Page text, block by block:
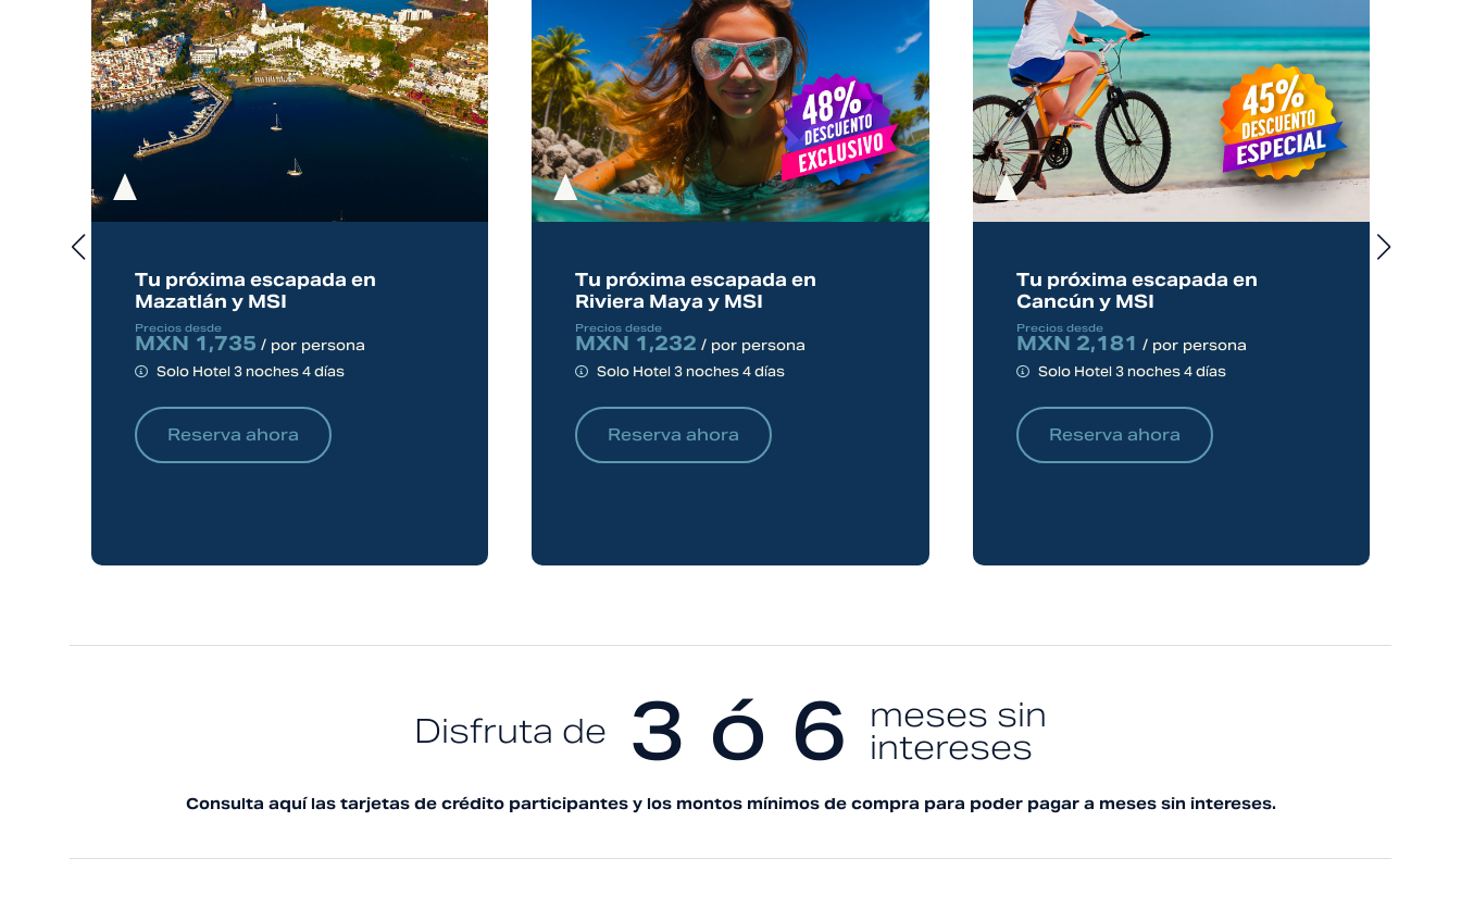
Tu próxima escapada en
Mazatlán y MSI
Precios desde
MXN 1,735 / por persona
Solo Hotel 3 noches 4 días
Reserva ahora
Tu próxima escapada en
Riviera Maya y MSI
Precios desde
MXN 1,232 / por persona
Solo Hotel 3 noches 4 días
Reserva ahora
Tu próxima escapada en
Cancún y MSI
Precios desde
MXN 2,181 / por persona
Solo Hotel 3 noches 4 días
Reserva ahora
Disfruta de 3 ó 6 meses sin
intereses
Consulta aquí las tarjetas de crédito participantes y los montos mínimos de compra para poder pagar a meses sin intereses.